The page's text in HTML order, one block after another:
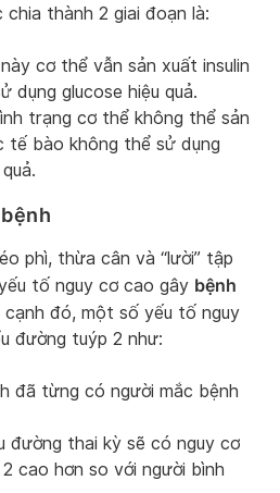
thành 2 giai đoạn là:
cơ thể vẫn sản xuất insulin
dụng glucose hiệu quả.
trạng cơ thể không thể sản
tế bào không thể sử dụng
phì, thừa cân và “lười” tập
tố nguy cơ cao gây bệnh
cạnh đó, một số yếu tố nguy
đường tuýp 2 như:
đã từng có người mắc bệnh
đường thai kỳ sẽ có nguy cơ
cao hơn so với người bình